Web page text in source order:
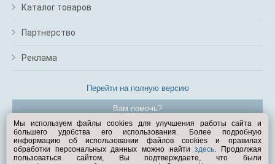
Каталог товаров
Партнерство
Реклама
Перейти на полную версию
Вам помочь?
© Exist.ru 1998—2026
Мы используем файлы cookies для улучшения работы сайта и
большего удобства его использования. Более подробную
информацию об использовании файлов cookies и правилах
обработки персональных данных можно найтиздесь. Продолжая
пользоваться сайтом, Вы подтверждаете, что были